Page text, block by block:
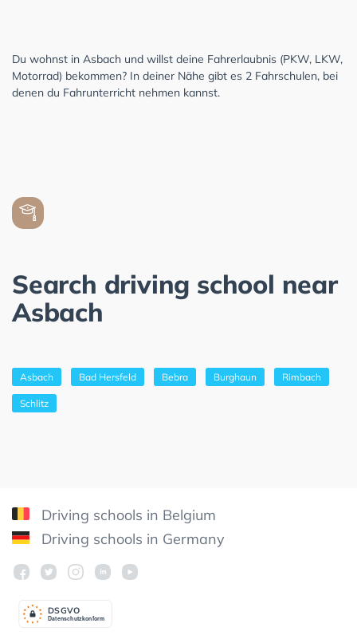
Du wohnst in Asbach und willst deine Fahrerlaubnis (PKW, LKW,
Motorrad) bekommen? In deiner Nähe gibt es 2 Fahrschulen, bei
denen du Fahrunterricht nehmen kannst.
Search driving school near
Asbach
Asbach Bad Hersfeld Bebra Burghaun Rimbach
Schlitz
Driving schools in Belgium
Driving schools in Germany
Datenschutzkonform
DSGVO